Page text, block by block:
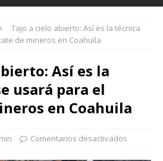
Tajo a cielo abierto: Así es la técnica
de mineros en Coahuila
Así es la
usará para el
en Coahuila
Comentarios desactivados